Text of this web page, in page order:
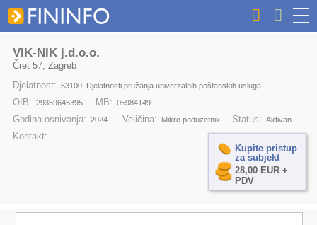
VIK-NIK j.d.o.o.
Čret 57, Zagreb
Djelatnost: 53100, Djelatnosti pružanja univerzalnih poštanskih usluga
OIB: 29359645395 MB: 05984149
Godina osnivanja: 2024. Veličina: Mikro poduzetnik Status: Aktivan
Kontakt:
Kupite pristup
za subjekt
28,00 EUR +
PDV